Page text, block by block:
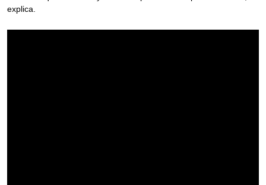
explica.